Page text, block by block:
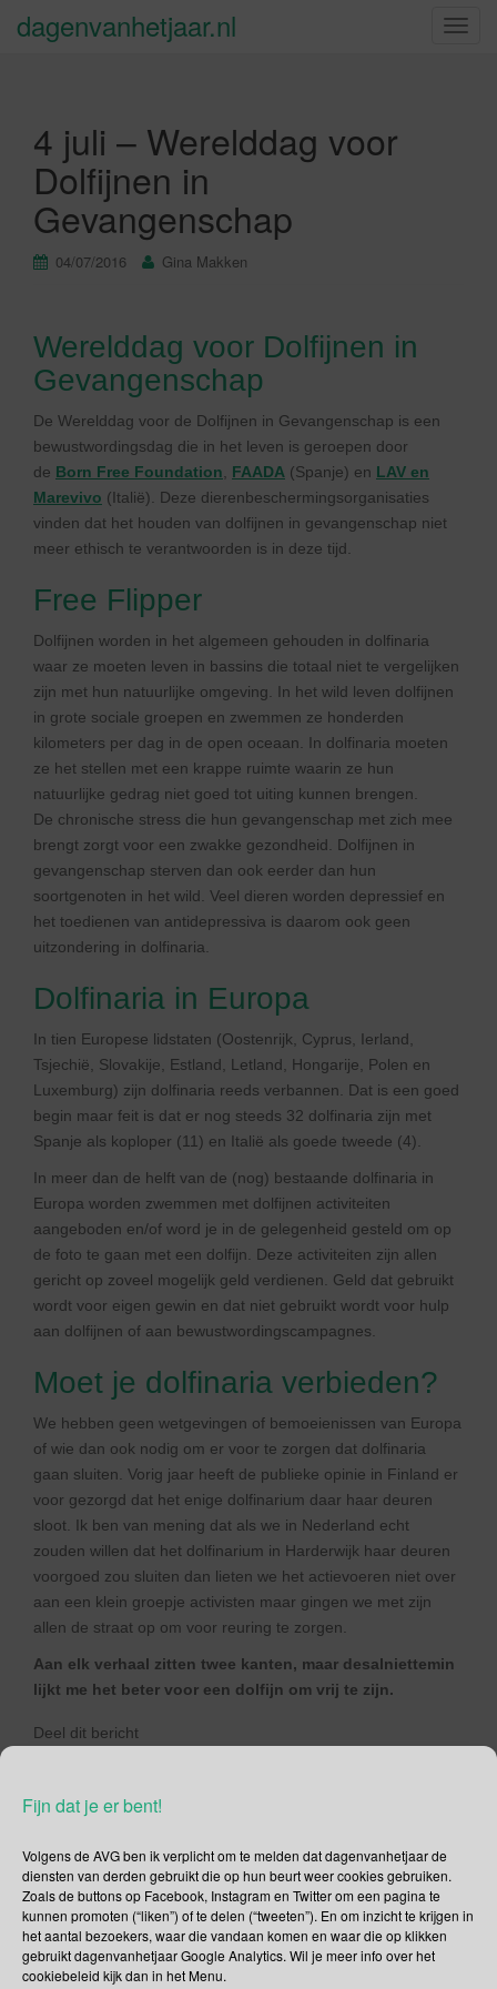
Fijn dat je er bent!
Volgens de AVG ben ik verplicht om te melden dat dagenvanhetjaar de
diensten van derden gebruikt die op hun beurt weer cookies gebruiken.
Zoals de buttons op Facebook, Instagram en Twitter om een pagina te
kunnen promoten (“liken”) of te delen (“tweeten”). En om inzicht te krijgen in
het aantal bezoekers, waar die vandaan komen en waar die op klikken
gebruikt dagenvanhetjaar Google Analytics. Wil je meer info over het
cookiebeleid kijk dan in het Menu.
S
dagenvanhetjaar.nl
4 juli – Werelddag voor
Dolfijnen in
Gevangenschap
04/07/2016 Gina Makken
Werelddag voor Dolfijnen in
Gevangenschap
De Werelddag voor de Dolfijnen in Gevangenschap is een
bewustwordingsdag die in het leven is geroepen door
de Born Free Foundation FAADA (Spanje) en LAV en
Marevivo (Italië). Deze dierenbeschermingsorganisaties
vinden dat het houden van dolfijnen in gevangenschap niet
meer ethisch te verantwoorden is in deze tijd.
Free Flipper
Dolfijnen worden in het algemeen gehouden in dolfinaria
waar ze moeten leven in bassins die totaal niet te vergelijken
zijn met hun natuurlijke omgeving. In het wild leven dolfijnen
in grote sociale groepen en zwemmen ze honderden
kilometers per dag in de open oceaan. In dolfinaria moeten
ze het stellen met een krappe ruimte waarin ze hun
natuurlijke gedrag niet goed tot uiting kunnen brengen.
De chronische stress die hun gevangenschap met zich mee
brengt zorgt voor een zwakke gezondheid. Dolfijnen in
gevangenschap sterven dan ook eerder dan hun
soortgenoten in het wild. Veel dieren worden depressief en
het toedienen van antidepressiva is daarom ook geen
uitzondering in dolfinaria.
Dolfinaria in Europa
In tien Europese lidstaten (Oostenrijk, Cyprus, Ierland,
Tsjechië, Slovakije, Estland, Letland, Hongarije, Polen en
Luxemburg) zijn dolfinaria reeds verbannen. Dat is een goed
begin maar feit is dat er nog steeds 32 dolfinaria zijn met
Spanje als koploper (11) en Italië als goede tweede (4).
In meer dan de helft van de (nog) bestaande dolfinaria in
Europa worden zwemmen met dolfijnen activiteiten
aangeboden en/of word je in de gelegenheid gesteld om op
de foto te gaan met een dolfijn. Deze activiteiten zijn allen
gericht op zoveel mogelijk geld verdienen. Geld dat gebruikt
wordt voor eigen gewin en dat niet gebruikt wordt voor hulp
aan dolfijnen of aan bewustwordingscampagnes.
Moet je dolfinaria verbieden?
We hebben geen wetgevingen of bemoeienissen van Europa
of wie dan ook nodig om er voor te zorgen dat dolfinaria
gaan sluiten. Vorig jaar heeft de publieke opinie in Finland er
voor gezorgd dat het enige dolfinarium daar haar deuren
sloot. Ik ben van mening dat als we in Nederland echt
zouden willen dat het dolfinarium in Harderwijk haar deuren
voorgoed zou sluiten dan lieten we het actievoeren niet over
aan een klein groepje activisten maar gingen we met zijn
allen de straat op om voor reuring te zorgen.
Aan elk verhaal zitten twee kanten, maar desalniettemin
lijkt me het beter voor een dolfijn om vrij te zijn.
Deel dit bericht
a
c
e
b
o
wi
tt
er
Harderwijk. Permalink.